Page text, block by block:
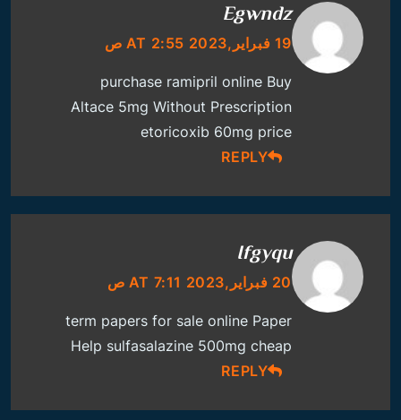
Egwndz
19 فبراير,2023 AT 2:55 ص
purchase ramipril online Buy
Altace 5mg Without Prescription
etoricoxib 60mg price
REPLY
Ifgyqu
20 فبراير,2023 AT 7:11 ص
term papers for sale online Paper
Help sulfasalazine 500mg cheap
REPLY